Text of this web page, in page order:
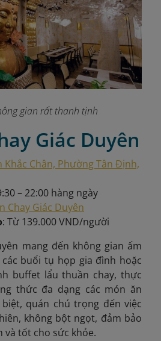
gian rất thanh tịnh
Giác Duyên
Khắc Chân, Phường Tân Định,
– 22:00 hàng ngày
Chay Giác Duyên
: Từ 139.000 VND/người
mang đến không gian ấm
buổi tụ họp gia đình hoặc
buffet lẩu thuần chay, thực
thức đa dạng các món ăn
quán chú trọng đến việc
không bột ngọt, đảm bảo
và tốt cho sức khỏe.